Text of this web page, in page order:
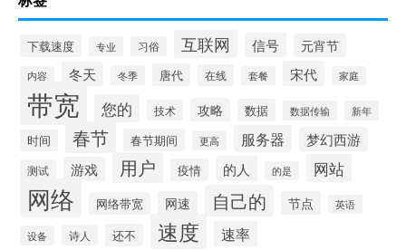
下载速度 专业 习俗 互联网 信号 元宵节
内容 冬天 冬季 唐代 在线 套餐 宋代 家庭
带宽 您的 技术 攻略 数据 数据传输 新年
时间 春节 春节期间 更高 服务器 梦幻西游
测试 游戏 用户 疫情 的人 的是 网站
网络 网络带宽 网速 自己的 节点 英语
设备 诗人 还不 速度 速率